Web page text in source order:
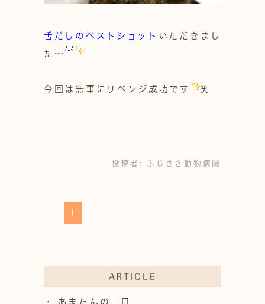
舌だしのベストショット いただきまし
た～
今回は無事にリベンジ成功です 笑
投稿者: ふじさき動物病院
ARTICLE
あまたんの一日